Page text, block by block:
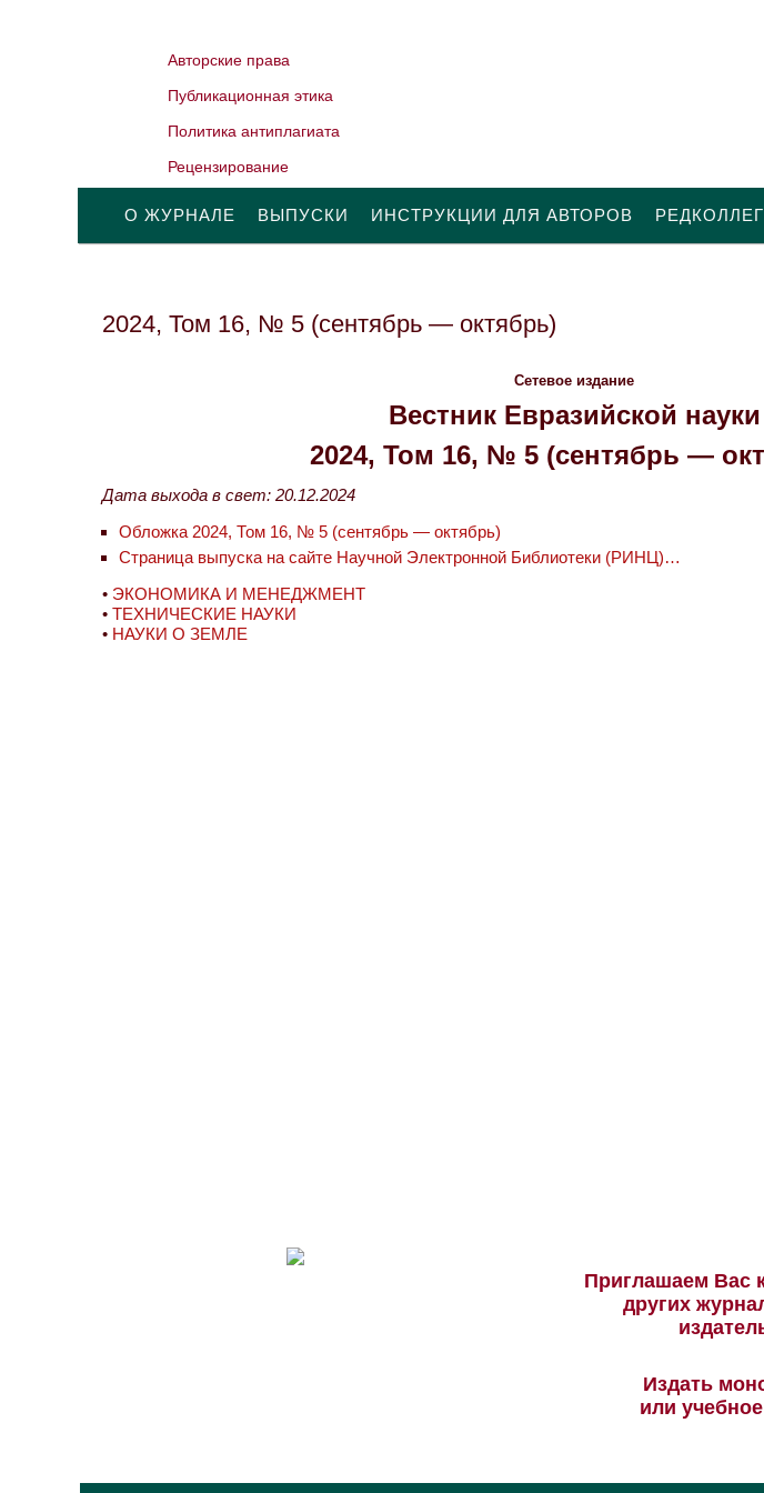
Авторские права
Публикационная этика
Политика антиплагиата
Рецензирование
О ЖУРНАЛЕ ВЫПУСКИ ИНСТРУКЦИИ ДЛЯ АВТОРОВ
2024, Том 16, № 5 (сентябрь — октябрь)
Сетевое издание
Вестник Евразийской науки
2024, Том 16, № 5 (сентябрь —
Дата выхода в свет: 20.12.2024
Обложка 2024, Том 16, № 5 (сентябрь — октябрь)
Страница выпуска на сайте Научной Электронной Библиотеки (РИНЦ)…
• ЭКОНОМИКА И МЕНЕДЖМЕНТ
• ТЕХНИЧЕСКИЕ НАУКИ
• НАУКИ О ЗЕМЛЕ
Приглашаем Вас
других
Издать
или